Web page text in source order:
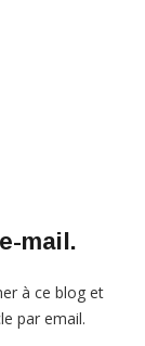
mail.
à ce blog et
par email.